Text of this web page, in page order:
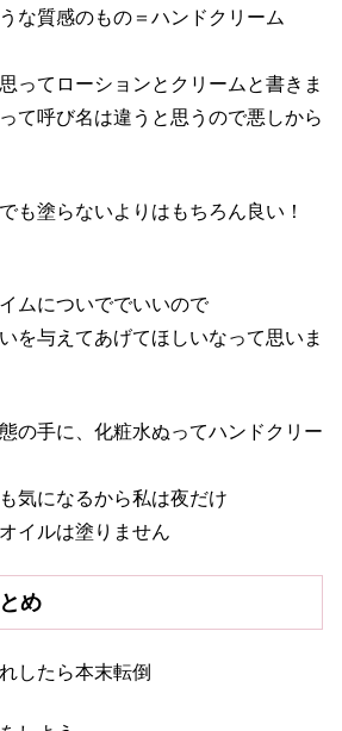
な質感のもの＝ハンドクリーム
ってローションとクリームと書きま
て呼び名は違うと思うので悪しから
も塗らないよりはもちろん良い！
ムについででいいので
を与えてあげてほしいなって思いま
の手に、 化粧水ぬってハンドクリー
気になるから私は夜だけ
イルは塗りません
め
したら本末転倒